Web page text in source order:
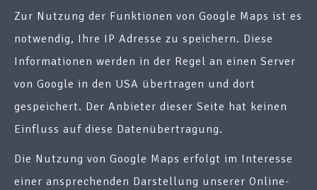
Zur Nutzung der Funktionen von Google Maps ist es
notwendig, Ihre IP Adresse zu speichern. Diese
Informationen werden in der Regel an einen Server
von Google in den USA übertragen und dort
gespeichert. Der Anbieter dieser Seite hat keinen
Einfluss auf diese Datenübertragung.
Die Nutzung von Google Maps erfolgt im Interesse
einer ansprechenden Darstellung unserer Online-